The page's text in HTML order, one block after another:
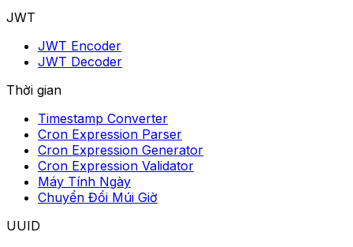
JWT
JWT Encoder
JWT Decoder
Thời gian
Timestamp Converter
Cron Expression Parser
Cron Expression Generator
Cron Expression Validator
Máy Tính Ngày
Chuyển Đổi Múi Giờ
UUID